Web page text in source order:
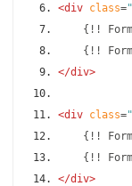
<div class=
{!!
{!!
</div>
<div class=
{!!
{!!
</div>